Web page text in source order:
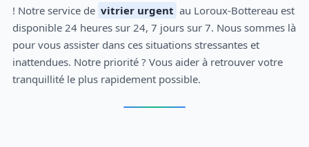
! Notre service de vitrier urgent au Loroux-Bottereau est
disponible 24 heures sur 24, 7 jours sur 7. Nous sommes là
pour vous assister dans ces situations stressantes et
inattendues. Notre priorité ? Vous aider à retrouver votre
tranquillité le plus rapidement possible.